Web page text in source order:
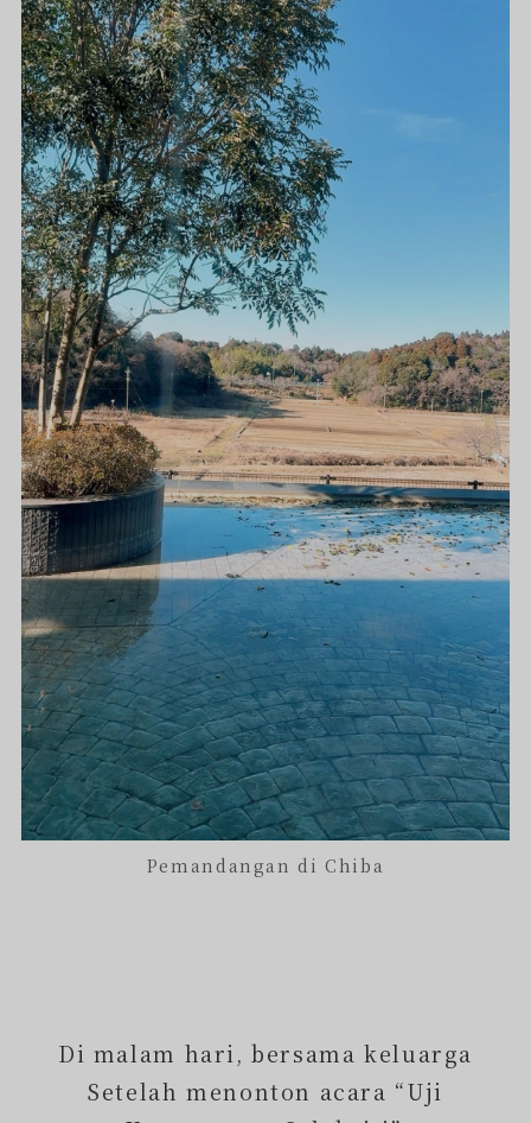
Pemandangan di Chiba
Di malam hari, bersama keluarga
Setelah menonton acara “Uji